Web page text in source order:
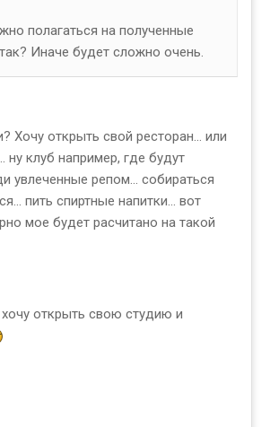
полагаться на полученные
Иначе будет сложно очень.
Хочу открыть свой ресторан... или
ну клуб например, где будут
увлеченные репом... собираться
пить спиртные напитки... вот
мое будет расчитано на такой
открыть свою студию и